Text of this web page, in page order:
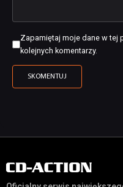
Zapamiętaj moje dane w
kolejnych komentarzy.